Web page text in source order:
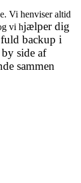
Vi henviser altid
vi hjælper dig
backup i
side af
sammen